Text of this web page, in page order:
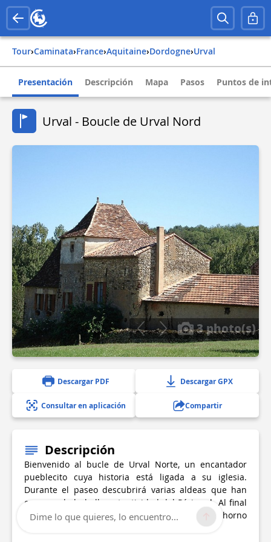
Tour› Caminata› france› aquitaine› dordogne› urval
Presentación Descripción Mapa Pasos Puntos de
Urval - Boucle de Urval Nord
3 photo(s)
Descargar PDF Descargar GPX
Consultar en aplicación Compartir
Descripción
Bienvenido al bucle de Urval Norte, un encantador
pueblecito cuya historia está ligada a su iglesia.
Durante el paseo descubrirá varias aldeas que han
conservado la bella autenticidad del Périgord. Al final
del bucle, no dude en descubrir la iglesia y el horno
Dime lo que quieres, lo encuentro...